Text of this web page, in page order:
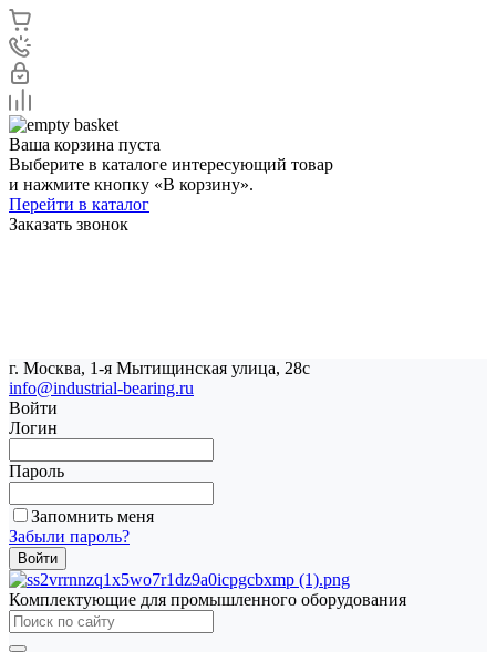
Ваша корзина пуста
Выберите в каталоге интересующий товар
и нажмите кнопку «В корзину».
Перейти в каталог
Заказать звонок
г. Москва, 1-я Мытищинская улица, 28с
info@industrial-bearing.ru
Войти
Логин
Пароль
Запомнить меня
Забыли пароль?
Комплектующие для промышленного оборудования